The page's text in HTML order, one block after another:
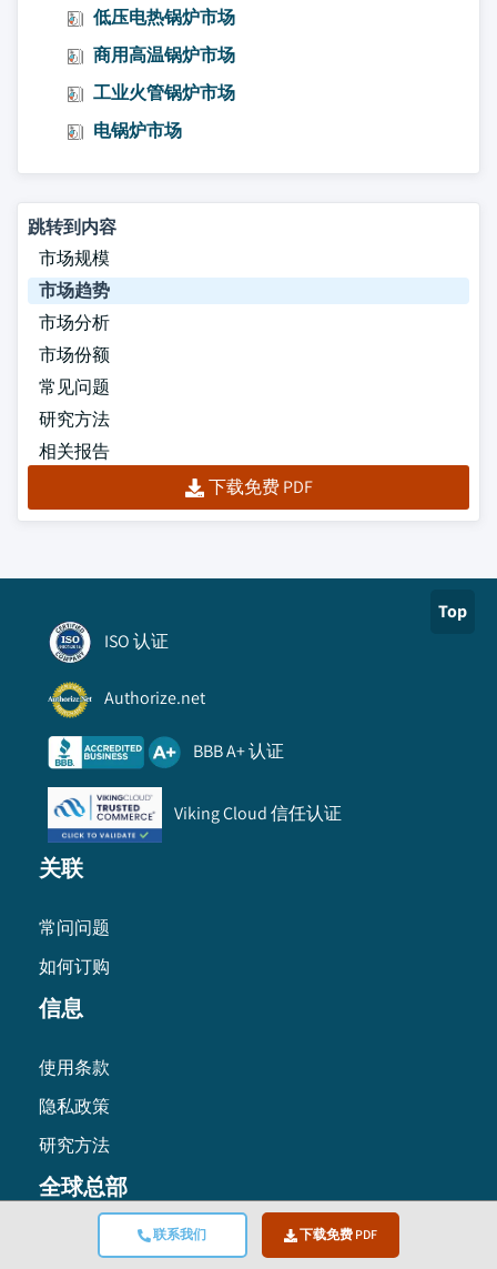
联系我们 下载免费 PDF
低压电热锅炉市场
商用高温锅炉市场
工业火管锅炉市场
电锅炉市场
跳转到内容
市场规模
市场趋势
市场分析
市场份额
常见问题
研究方法
相关报告
下载免费 PDF
Top
ISO 认证
Authorize.net
BBB A+ 认证
Viking Cloud 信任认证
关联
常问问题
如何订购
信息
使用条款
隐私政策
研究方法
全球总部
Global Market Insights Inc. 4 North Main Street,